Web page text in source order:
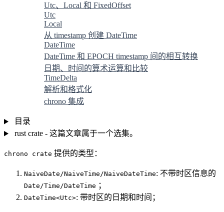
Utc、Local 和 FixedOffset
Utc
Local
从 timestamp 创建 DateTime
DateTime
DateTime 和 EPOCH timestamp 间的相互转换
日期、时间的算术运算和比较
TimeDelta
解析和格式化
chrono 集成
目录
rust crate - 这篇文章属于一个选集。
chrono crate 提供的类型：
NaiveDate/NaiveTime/NaiveDateTime: 不带时区信息的
Date/Time/DateTime ；
DateTime<Utc>: 带时区的日期和时间；